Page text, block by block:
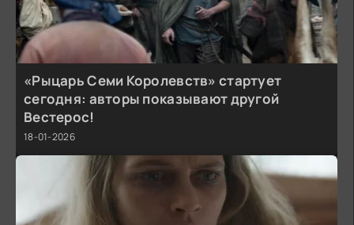
«Рыцарь Семи Королевств» стартует
сегодня: авторы показывают другой
Вестерос!
18-01-2026